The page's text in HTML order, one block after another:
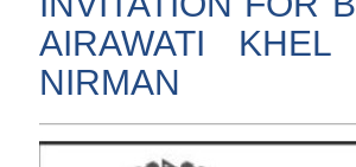
AIRAWATI KHEL
NIRMAN